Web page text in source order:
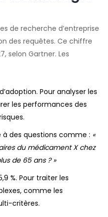
de recherche d’entreprise
des requêtes. Ce chiffre
selon Gartner. Les
Pour analyser les
les performances des
à des questions comme : «
du médicament X chez
de 65 ans ? »
%. Pour traiter les
comme les
critères.